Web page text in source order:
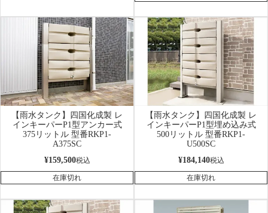
【雨水タンク】四国化成製 レ
インキーパーP1型アンカー式
375リットル 型番RKP1-
A375SC
¥159,500税込
在庫切れ
【雨水タンク】四国化成製 レ
インキーパーP1型埋め込み式
500リットル 型番RKP1-
U500SC
¥184,140税込
在庫切れ